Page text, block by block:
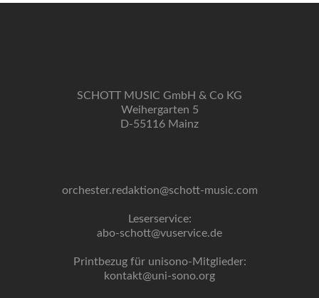
SCHOTT MUSIC GmbH & Co KG
Weihergarten 5
D-55116 Mainz
orchester.redaktion@schott-music.com
Leserservice:
abo-schott@vuservice.de
Printbezug für unisono-Mitglieder:
kontakt@uni-sono.org